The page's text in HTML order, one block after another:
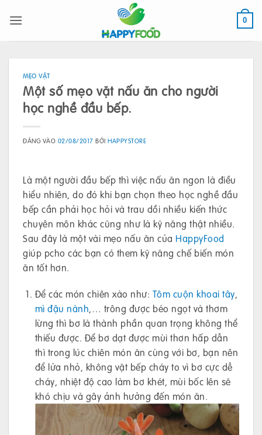
qua
0
MẸO VẶT
Một số mẹo vặt nấu ăn cho người
học nghề đầu bếp.
ĐĂNG VÀO 02/08/2017 BỞIHAPPYSTORE
Là một người đầu bếp thì việc nấu ăn ngon là điều
hiểu nhiên, do đó khi bạn chọn theo học nghề đầu
bếp cần phải học hỏi và trau dồi nhiều kiến thức
chuyên môn khác cũng như là kỹ năng thật nhiều.
Sau đây là một vài mẹo nấu ăn của HappyFood
giúp pcho các bạn có them kỹ năng chế biến món
ăn tốt hơn.
Để các món chiên xào như: Tôm cuộn khoai tây,
mì đậu nành,… trông được béo ngọt và thơm
lừng thì bơ là thành phần quan trọng không thể
thiếu được. Để bơ dạt được mùi thơn hấp dẫn
thì trong lúc chiên món ăn cùng với bơ, bạn nên
để lửa nhỏ, không vặt bếp cháy to vì bơ cực dễ
cháy, nhiệt độ cao làm bơ khét, mùi bốc lên sẽ
khó chịu và gây ảnh hưởng đến món ăn.